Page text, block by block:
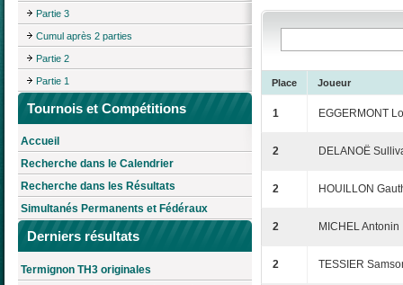
Partie 3
Cumul après 2 parties
Partie 2
Partie 1
Tournois et Compétitions
Accueil
Recherche dans le Calendrier
Recherche dans les Résultats
Simultanés Permanents et Fédéraux
Derniers résultats
Termignon TH3 originales
Place Joueur
1 EGGERMONT
2 DELANOË
2 HOUILLON
2 MICHEL Antonin
2 TESSIER